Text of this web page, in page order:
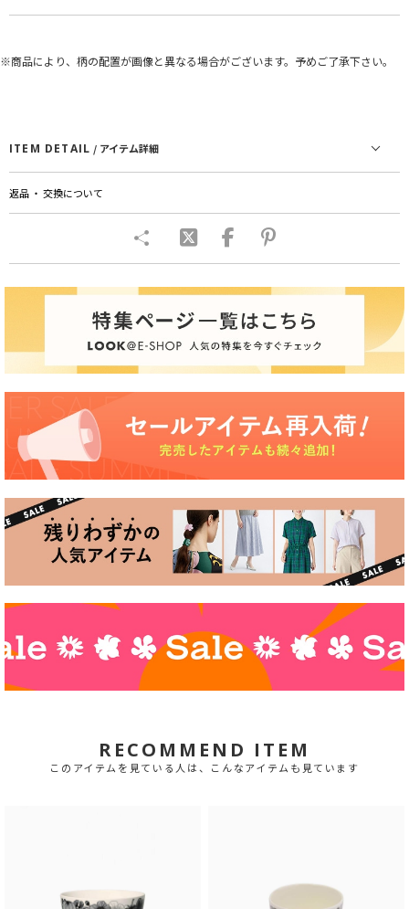
※商品により、柄の配置が画像と異なる場合がございます。予めご了承下さい。
ITEM DETAIL / アイテム詳細
返品 ・ 交換について
RECOMMEND ITEM
このアイテムを見ている人は、こんなアイテムも見ています